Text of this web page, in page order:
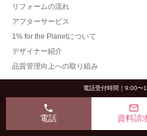
リフォームの流れ
アフターサービス
1% for the Planetについて
デザイナー紹介
品質管理向上への取り組み
電話受付時間｜9:00〜
phone
電話
mail_outline
資料請